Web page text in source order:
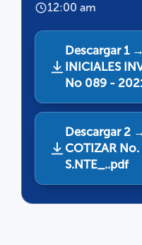
12:00 am
Descargar 1
INICIALES
No 089 -
Descargar 2
COTIZAR
S.NTE_..pdf